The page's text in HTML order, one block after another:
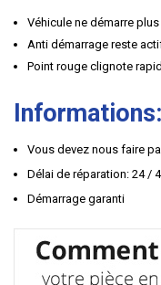
Véhicule ne démarre plus
Anti démarrage reste
Point rouge clignote
Informations:
Vous devez nous faire
Délai de réparation: 24 /
Démarrage garanti